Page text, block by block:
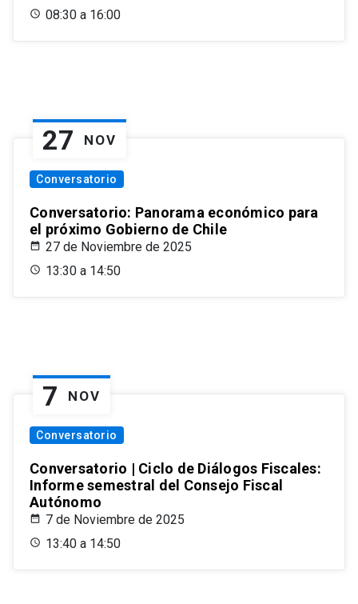
08:30 a 16:00
27 NOV
Conversatorio
Conversatorio: Panorama económico para
el próximo Gobierno de Chile
27 de Noviembre de 2025
13:30 a 14:50
7 NOV
Conversatorio
Conversatorio | Ciclo de Diálogos Fiscales:
Informe semestral del Consejo Fiscal
Autónomo
7 de Noviembre de 2025
13:40 a 14:50